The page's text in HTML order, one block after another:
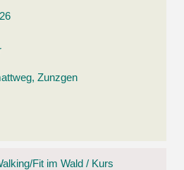
Zunzgen
Fit im Wald / Kurs